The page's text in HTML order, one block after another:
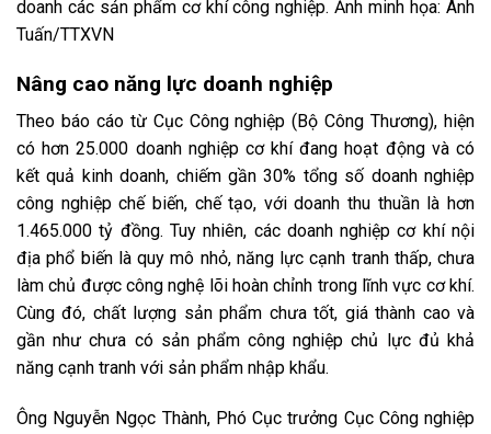
doanh các sản phẩm cơ khí công nghiệp. Ảnh minh họa: Anh
Tuấn/TTXVN
Nâng cao năng lực doanh nghiệp
Theo báo cáo từ Cục Công nghiệp (Bộ Công Thương), hiện
có hơn 25.000 doanh nghiệp cơ khí đang hoạt động và có
kết quả kinh doanh, chiếm gần 30% tổng số doanh nghiệp
công nghiệp chế biến, chế tạo, với doanh thu thuần là hơn
1.465.000 tỷ đồng. Tuy nhiên, các doanh nghiệp cơ khí nội
địa phổ biến là quy mô nhỏ, năng lực cạnh tranh thấp, chưa
làm chủ được công nghệ lõi hoàn chỉnh trong lĩnh vực cơ khí.
Cùng đó, chất lượng sản phẩm chưa tốt, giá thành cao và
gần như chưa có sản phẩm công nghiệp chủ lực đủ khả
năng cạnh tranh với sản phẩm nhập khẩu.
Ông Nguyễn Ngọc Thành, Phó Cục trưởng Cục Công nghiệp